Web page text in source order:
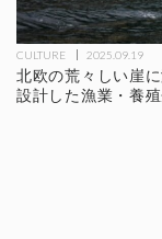
CULTURE 2025.09.19
北欧の荒々しい崖
設計した漁業・養殖